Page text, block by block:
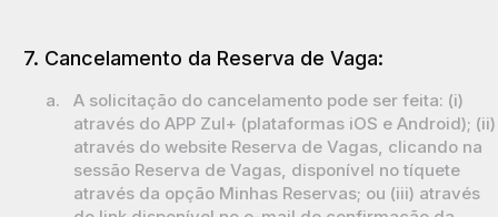
7. Cancelamento da Reserva de Vaga:
a.
A solicitação do cancelamento pode ser feita: (i)
através do APP Zul+ (plataformas iOS e Android); (ii)
através do website Reserva de Vagas, clicando na
sessão Reserva de Vagas, disponível no tíquete
através da opção Minhas Reservas; ou (iii) através